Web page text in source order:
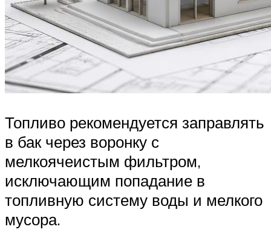
Топливо рекомендуется заправлять
в бак через воронку с
мелкоячеистым фильтром,
исключающим попадание в
топливную систему воды и мелкого
мусора.